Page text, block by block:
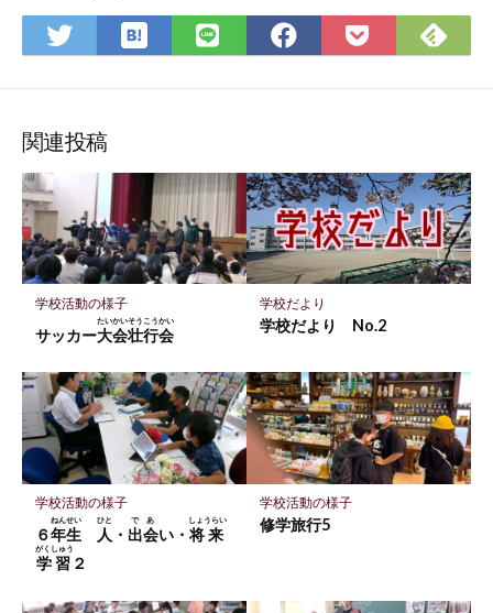
Twitter
で
ア
は
て
ク
マ
ー
ク
に
存
LINE
で
Facebook
で
Pocket
に
で
関連投稿
学校活動の様子
サッカー大会壮行会
たいかいそうこうかい
学校だより
学校だより No.2
学校活動の様子
６年生
ねんせい
人
ひと
・ 出会
であ
い・将来
しょうらい
学習
がくしゅう
２
学校活動の様子
修学旅行5